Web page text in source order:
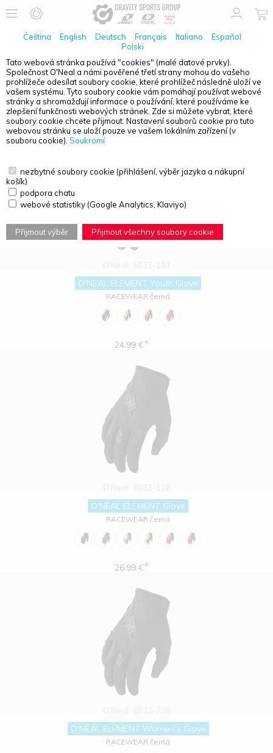
Čeština English Deutsch Français Italiano
Español
Polski
Tato webová stránka používá "cookies" (malé datové prvky).
Společnost O'Neal a námi pověřené třetí strany mohou do vašeho
prohlížeče odesílat soubory cookie, které prohlížeč následně uloží ve
vašem systému. Tyto soubory cookie vám pomáhají používat webové
stránky a shromažďují informace o používání, které používáme ke
zlepšení funkčnosti webových stránek. Zde si můžete vybrat, které
soubory cookie chcete přijmout. Nastavení souborů cookie pro tuto
webovou stránku se uloží pouze ve vašem lokálním zařízení (v
souboru cookie). Soukromí
nezbytné soubory cookie (přihlášení, výběr jazyka a nákupní
košík)
podpora chatu
webové statistiky (Google Analytics, Klaviyo)
Přijmout výběr Přijmout všechny soubory cookie
PŘEHLED PRODUKTŮ - O'NEAL ELEMENT
O'NEAL ELEMENT Youth Glove
RACEWEAR černá
24.99 €*
O'NEAL ELEMENT Glove
RACEWEAR černá
26.99 €*
O'NEAL ELEMENT Women's Glove
RACEWEAR černá